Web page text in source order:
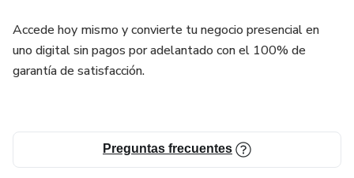
Accede hoy mismo y convierte tu negocio presencial en
uno digital sin pagos por adelantado con el 100% de
garantía de satisfacción.
Preguntas frecuentes